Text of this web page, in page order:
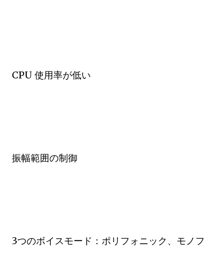
CPU 使用率が低い
振幅範囲の制御
3つのボイスモード：ポリフォニック、モノフ